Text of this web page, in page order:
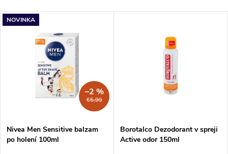
NOVINKA
€5,99
–2 %
Nivea Men Sensitive balzam
po holení 100ml
Borotalco Dezodorant v spreji
Active odor 150ml